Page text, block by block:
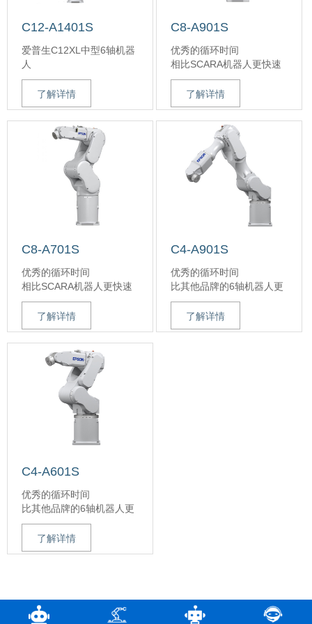
C12-A1401S
爱普生C12XL中型6轴机器
人
特性及优势
爱普生C12XL机器人保持
了C8XL机器人关键的纤细
外形设计、高性能、长臂
展，而且更大负载和更高
的负载自重比。适合要求
高灵活性、高速且狭小的
占地面积的不同应用。爱
普生C12XL中型6轴机器人
采用动力驱动伺服技术，
余振技术，C12系列机器人
停止过程中的振动，使运
动更平稳，定位更快。
了解详情
C8-A901S
优秀的循环时间
相比SCARA机器人更快速
在保持短循环时间的同
时，负载高达8千克
较高的重复定位精度，符
合客户期许
余振技术，确保有力的运
动和更快的定位
了解详情
C8-A701S
优秀的循环时间
相比SCARA机器人更快速
在保持短循环时间的同
时，负载高达8千克
较高的重复定位精度，符
合客户期许
余振技术，确保有力的运
动和更快的定位
了解详情
C4-A901S
优秀的循环时间
比其他品牌的6轴机器人更
快速
在保持最快循环时间的同
时，负载高达4千克
了解详情
C4-A601S
优秀的循环时间
比其他品牌的6轴机器人更
快速
在保持最快循环时间的同
时，负载高达4千克
凑手腕提供极大的灵活性
广泛的运动范围，能达到
了解详情